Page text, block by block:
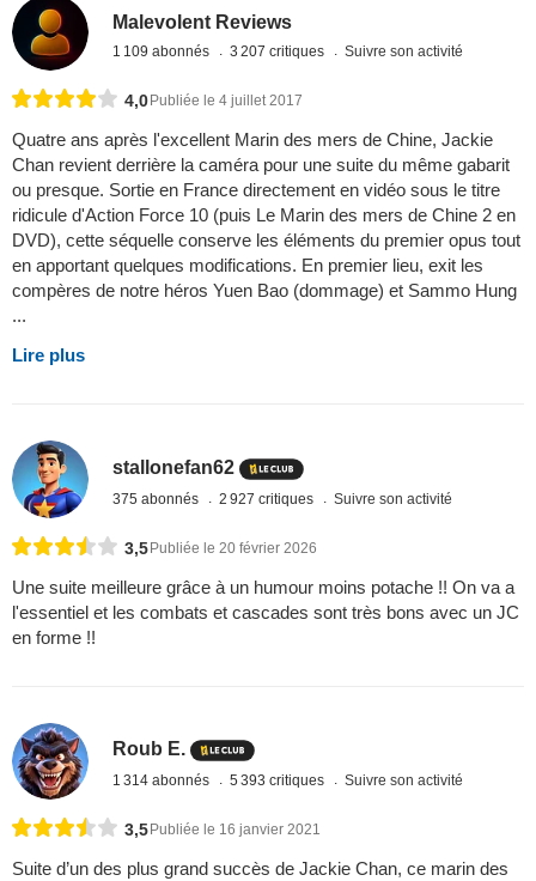
Malevolent Reviews
1 109 abonnés 3 207 critiques Suivre son activité
4,0 Publiée le 4 juillet 2017
Quatre ans après l'excellent Marin des mers de Chine, Jackie
Chan revient derrière la caméra pour une suite du même gabarit
ou presque. Sortie en France directement en vidéo sous le titre
ridicule d'Action Force 10 (puis Le Marin des mers de Chine 2 en
DVD), cette séquelle conserve les éléments du premier opus tout
en apportant quelques modifications. En premier lieu, exit les
compères de notre héros Yuen Bao (dommage) et Sammo Hung
...
Lire plus
stallonefan62
375 abonnés 2 927 critiques Suivre son activité
3,5Publiée le 20 février 2026
Une suite meilleure grâce à un humour moins potache !! On va a
l'essentiel et les combats et cascades sont très bons avec un JC
en forme !!
Roub E.
1 314 abonnés 5 393 critiques Suivre son activité
3,5Publiée le 16 janvier 2021
Suite d’un des plus grand succès de Jackie Chan, ce marin des